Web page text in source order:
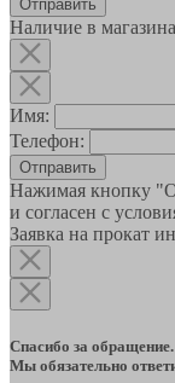
Наличие в
Имя:
Телефон:
Отправить
Нажимая кнопку
и согласен с
Заявка на прокат
Спасибо за обращение.
Мы обязательно